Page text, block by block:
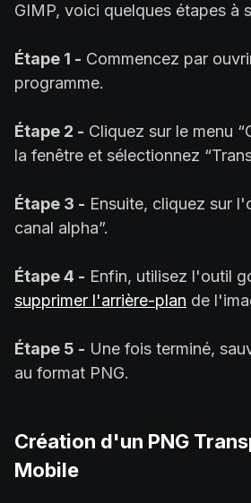
GIMP, voici quelques étapes à
Étape 1 - Commencez par
programme.
Étape 2 - Cliquez sur le menu
la fenêtre et sélectionnez
Étape 3 - Ensuite, cliquez sur
canal alpha”.
Étape 4 - Enfin, utilisez l'outil
supprimer l'arrière-plan de
Étape 5 - Une fois terminé,
au format PNG.
Création d'un PNG
Mobile